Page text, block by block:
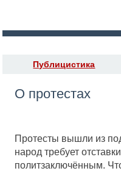
Публицистика
О протестах
Протесты вышли из
народ требует
политзаключённым.